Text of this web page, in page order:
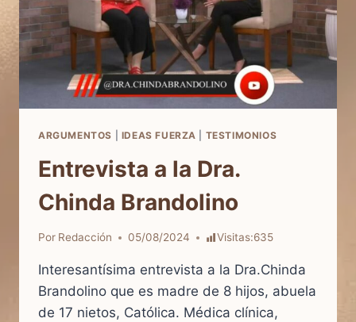
ARGUMENTOS IDEAS FUERZA TESTIMONIOS
Entrevista a la Dra.
Chinda Brandolino
Por Redacción 05/08/2024 Visitas:635
Interesantísima entrevista a la Dra.Chinda
Brandolino que es madre de 8 hijos, abuela
de 17 nietos, Católica. Médica clínica,